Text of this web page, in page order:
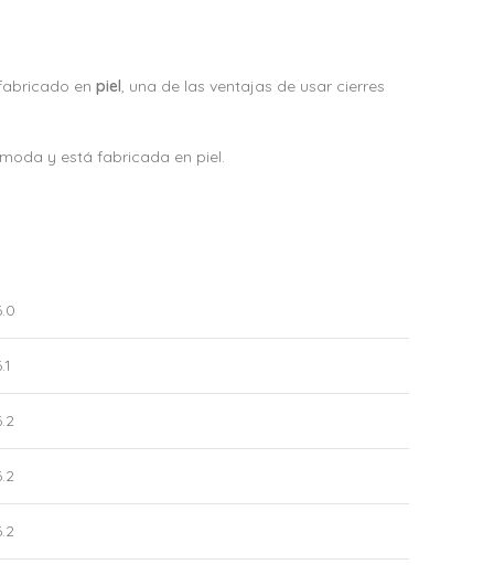
en piel, una de las ventajas de usar cierres
y está fabricada en piel.